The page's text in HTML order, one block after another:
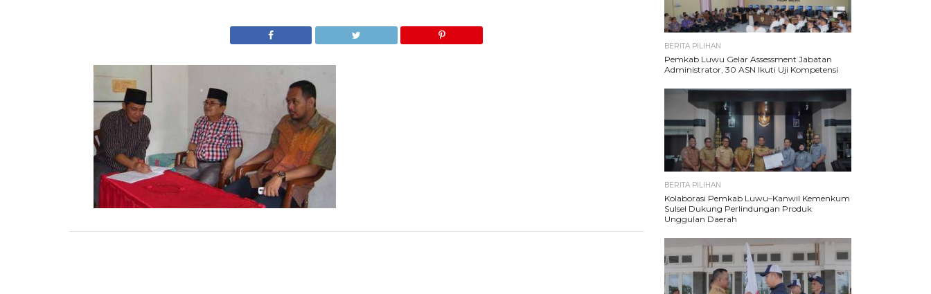
BERITA PILIHAN
Pemkab Luwu Gelar Assessment Jabatan
Administrator, 30 ASN Ikuti Uji Kompetensi
BERITA PILIHAN
Kolaborasi Pemkab Luwu–Kanwil Kemenkum
Sulsel Dukung Perlindungan Produk
Unggulan Daerah